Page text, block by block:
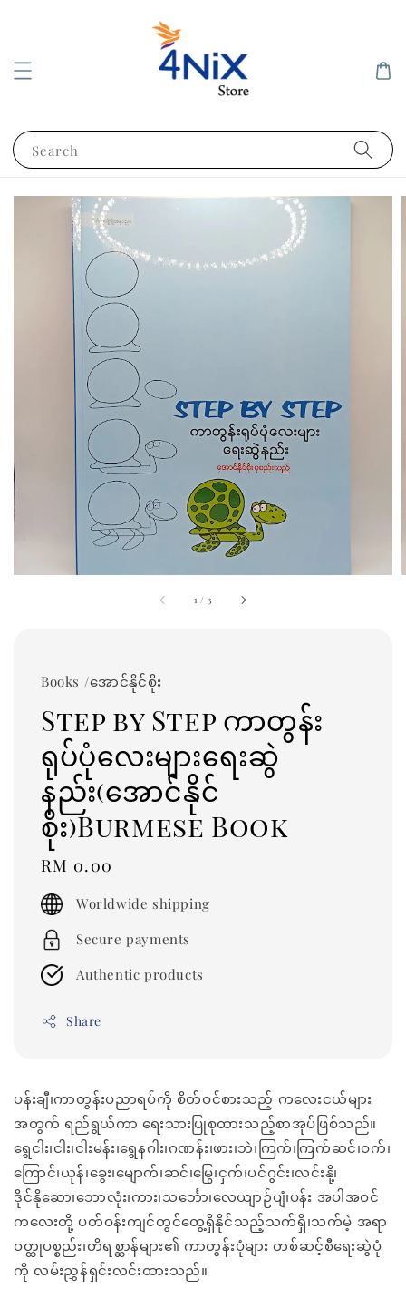
Search
1 / 3
Books /အောင်နိုင်စိုး
Step by Step ကာတွန်း
ရုပ်ပုံလေးများရေးဆွဲ
နည်း(အောင်နိုင်
စိုး)Burmese Book
Regular
price
RM 0.00
Worldwide shipping
Secure payments
Authentic products
Share
ပန်းချီ၊ကာတွန်းပညာရပ်ကို စိတ်ဝင်စားသည့် ကလေးငယ်များ
အတွက် ရည်ရွယ်ကာ ရေးသားပြုစုထားသည့်စာအုပ်ဖြစ်သည်။
ရွှေငါး၊ငါး၊ငါးမန်း၊ရွှေနဂါး၊ဂဏန်း၊ဖား၊ဘဲ၊ကြက်၊ကြက်ဆင်၊ဝက်၊
ကြောင်၊ယုန်၊ခွေး၊မျောက်၊ဆင်၊မြွေ၊ငှက်၊ပင်ဂွင်း၊လင်းနို့၊
ဒိုင်နိုဆော၊ဘောလုံး၊ကား၊သင်္ဘော၊လေယျာဉ်ပျံ၊ပန်း အပါအဝင်
ကလေးတို့ ပတ်ဝန်းကျင်တွင်တွေ့ရှိနိုင်သည့်သက်ရှိ၊သက်မဲ့ အရာ
ဝတ္ထုပစ္စည်း၊တိရစ္ဆာန်များ၏ ကာတွန်းပုံများ တစ်ဆင့်စီရေးဆွဲပုံ
ကို လမ်းညွှန်ရှင်းလင်းထားသည်။